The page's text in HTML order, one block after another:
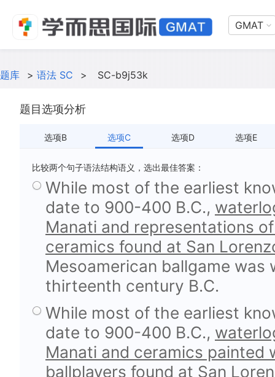
GMAT
题库 > 语法 SC > SC-b9j53k
题目选项分析
选项B 选项C 选项D 选项E
比较两个句子语法结构语义，选出最佳答案：
While most of the earliest
date to 900-400 B.C.,
Manati and representations
ceramics found at San
Mesoamerican ballgame
thirteenth century B.C.
While most of the earliest
date to 900-400 B.C.,
Manati and ceramics painted
ballplayers found at San